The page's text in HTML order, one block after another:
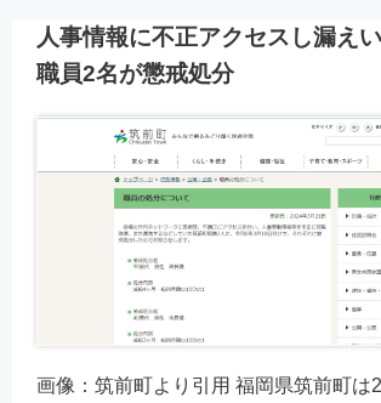
人事情報に不正アクセスし漏え
職員2名が懲戒処分
画像：筑前町より引用 福岡県筑前町は